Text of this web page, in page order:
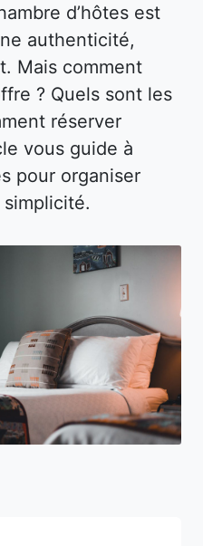
d’hôtes est
authenticité,
Mais comment
? Quels sont les
réserver
vous guide à
pour organiser